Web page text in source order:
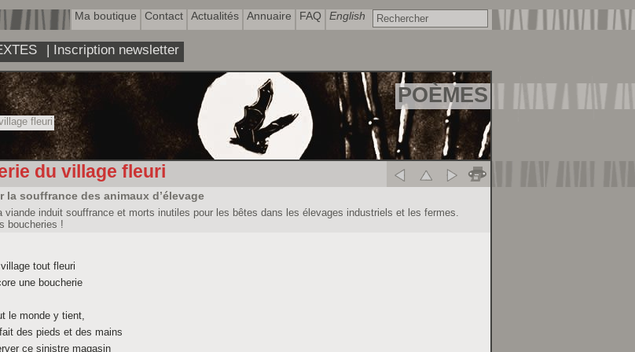
du village fleuri
la souffrance des animaux d’élevage
viande induit souffrance et morts inutiles pour les bêtes dans les élevages industriels et les fermes.
boucheries !
tout fleuri
une boucherie
le monde y tient,
des pieds et des mains
ce sinistre magasin
POÈMES
fleuri
Ma boutique Contact Actualités Annuaire FAQ English
| Inscription newsletter